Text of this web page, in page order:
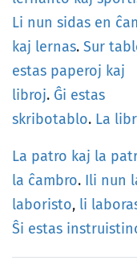
Li nun sidas en
kaj lernas. Sur
estas paperoj kaj
libroj. Ĝi estas
skribotablo. La
La patro kaj la
la ĉambro. Ili nun
laboristo, li
Ŝi estas